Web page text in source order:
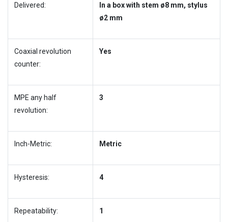
Delivered:
In a box with stem ø8 mm, stylus
ø2 mm
Coaxial revolution
counter:
Yes
MPE any half
revolution:
3
Inch-Metric: Metric
Hysteresis: 4
Repeatability: 1